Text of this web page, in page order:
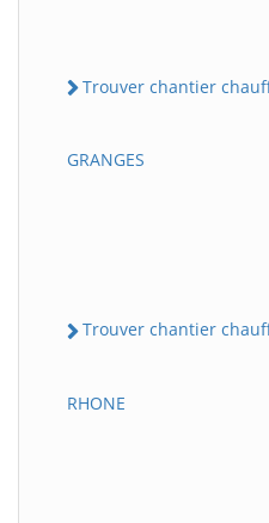
Trouver chantier
GRANGES
Trouver chantier
RHONE